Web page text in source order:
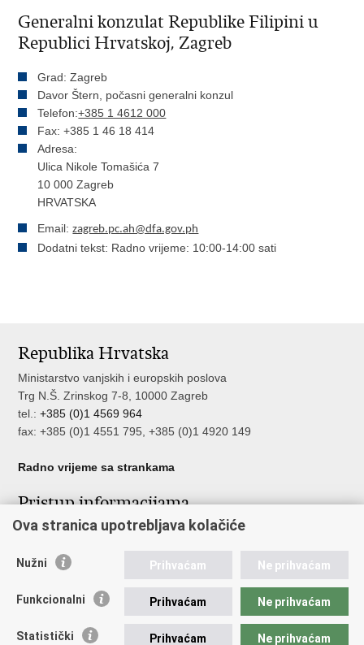
Generalni konzulat Republike Filipini u
Republici Hrvatskoj, Zagreb
Grad: Zagreb
Davor Štern, počasni generalni konzul
Telefon:+385 1 4612 000
Fax: +385 1 46 18 414
Adresa:
Ulica Nikole Tomašića 7
10 000 Zagreb
HRVATSKA
Email:zagreb.pc.ah@dfa.gov.ph
Dodatni tekst: Radno vrijeme: 10:00-14:00 sati
Republika Hrvatska
Ministarstvo vanjskih i europskih poslova
Trg N.Š. Zrinskog 7-8, 10000 Zagreb
tel.:+385 (0)1 4569 964
fax: +385 (0)1 4551 795, +385 (0)1 4920 149
Radno vrijeme sa strankama
Pristup informacijama
Pristup informacijama
Nepravilnosti
Javna nabava u MVEP-u
Ova stranica upotrebljava kolačiće
Nužni Prihvaćam Ne prihvaćam
Funkcionalni Prihvaćam Ne prihvaćam
Statistički Prihvaćam Ne prihvaćam